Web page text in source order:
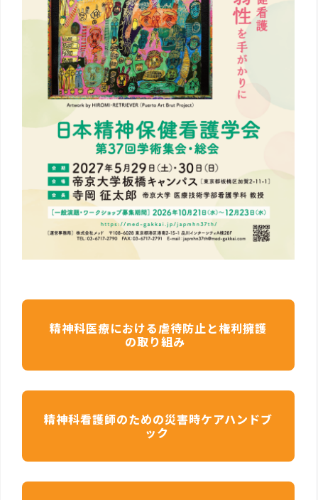
精神科医療における虐待防止と権利擁護
の取り組み
精神科看護師のための災害時ケアハンドブ
ック